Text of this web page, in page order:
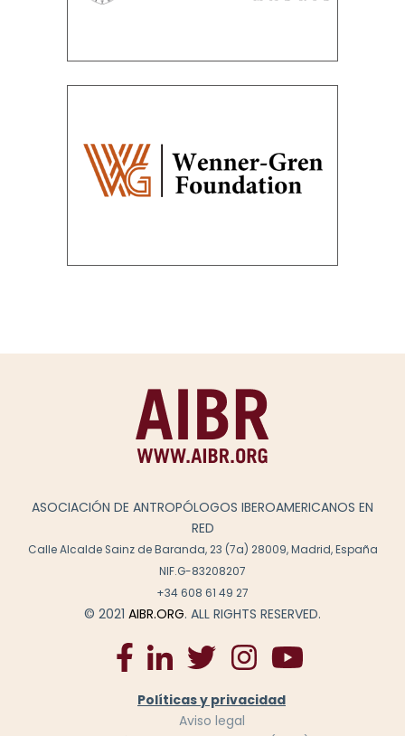
ASOCIACIÓN DE ANTROPÓLOGOS IBEROAMERICANOS EN
RED
Calle Alcalde Sainz de Baranda, 23 (7a) 28009, Madrid, España
NIF.G-83208207
+34 608 61 49 27
© 2021 AIBR.ORG. ALL RIGHTS RESERVED.
Políticas y privacidad
Aviso legal